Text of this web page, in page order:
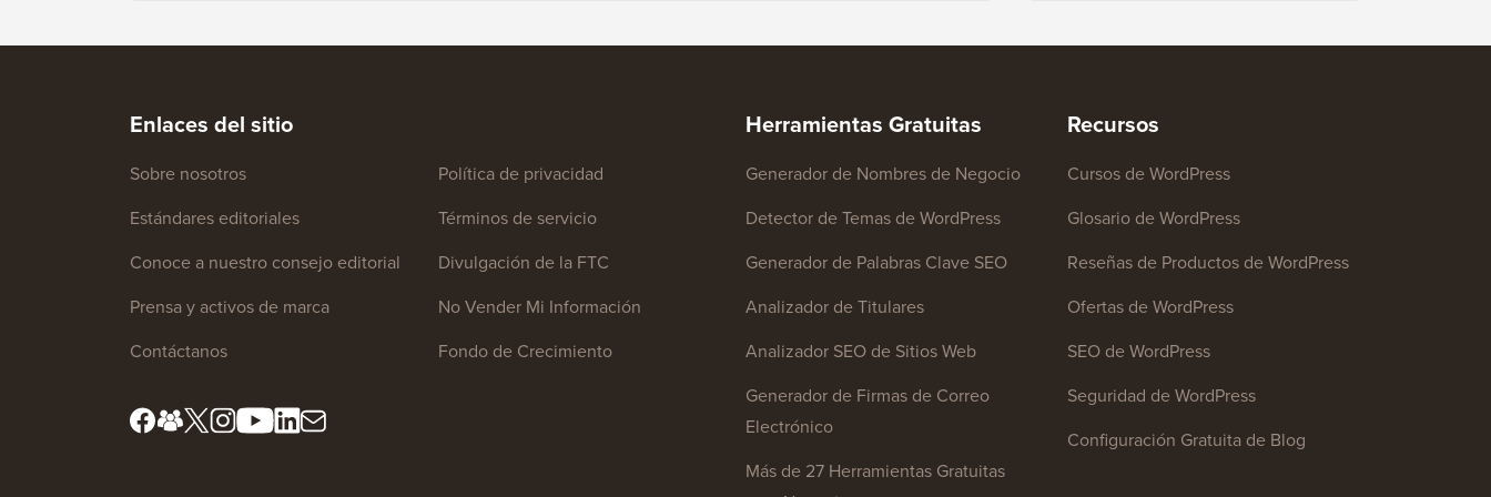
Enlaces del sitio
Sobre nosotros
Estándares editoriales
Conoce a nuestro consejo editorial
Prensa y activos de marca
Contáctanos
Política de privacidad
Términos de servicio
Divulgación de la FTC
No Vender Mi Información
Fondo de Crecimiento
Herramientas Gratuitas
Generador de Nombres de Negocio
Detector de Temas de WordPress
Generador de Palabras Clave SEO
Analizador de Titulares
Analizador SEO de Sitios Web
Generador de Firmas de Correo
Electrónico
Más de 27 Herramientas Gratuitas
Recursos
Cursos de WordPress
Glosario de WordPress
Reseñas de Productos de WordPress
Ofertas de WordPress
SEO de WordPress
Seguridad de WordPress
Configuración Gratuita de Blog